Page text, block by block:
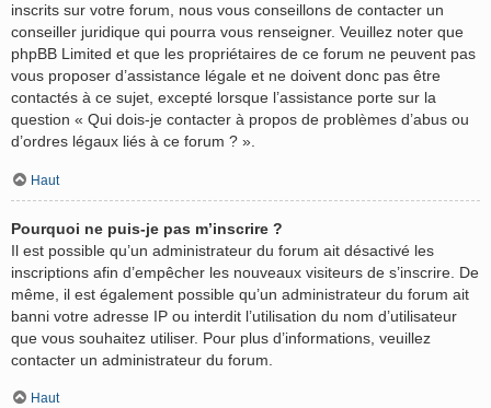
inscrits sur votre forum, nous vous conseillons de contacter un
conseiller juridique qui pourra vous renseigner. Veuillez noter que
phpBB Limited et que les propriétaires de ce forum ne peuvent pas
vous proposer d’assistance légale et ne doivent donc pas être
contactés à ce sujet, excepté lorsque l’assistance porte sur la
question « Qui dois-je contacter à propos de problèmes d’abus ou
d’ordres légaux liés à ce forum ? ».
Haut
Pourquoi ne puis-je pas m’inscrire ?
Il est possible qu’un administrateur du forum ait désactivé les
inscriptions afin d’empêcher les nouveaux visiteurs de s’inscrire. De
même, il est également possible qu’un administrateur du forum ait
banni votre adresse IP ou interdit l’utilisation du nom d’utilisateur
que vous souhaitez utiliser. Pour plus d’informations, veuillez
contacter un administrateur du forum.
Haut